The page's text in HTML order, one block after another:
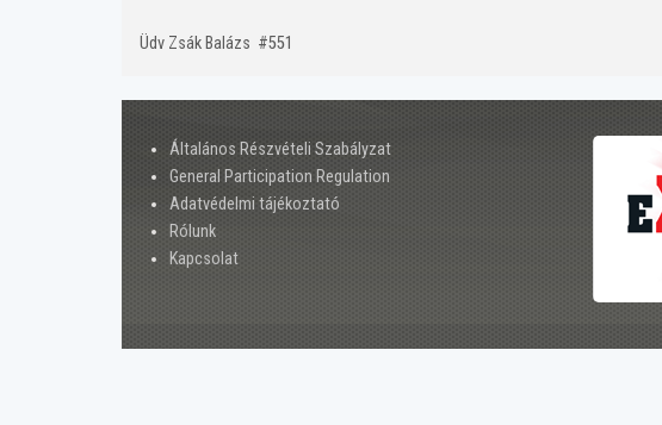
Üdv Zsák Balázs #551
Általános Részvételi Szabályzat
General Participation Regulation
Adatvédelmi tájékoztató
Rólunk
Kapcsolat